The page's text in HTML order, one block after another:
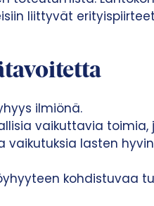
liittyvät
ilmiönä.
vaikuttavia
vaikutuksia lasten
kohdistuvaa